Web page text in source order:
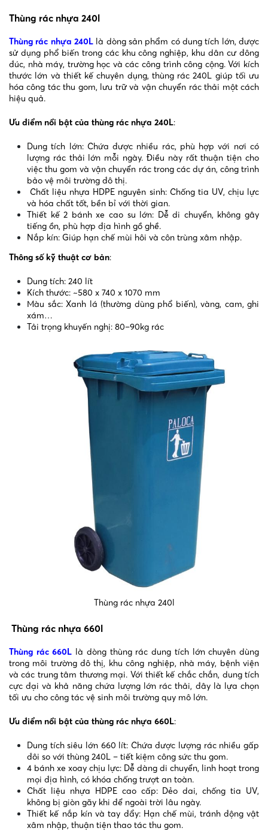
Thùng rác nhựa 240l
Thùng rác nhựa 240L là dòng sản phẩm có dung tích lớn, được
sử dụng phổ biến trong các khu công nghiệp, khu dân cư đông
đúc, nhà máy, trường học và các công trình công cộng. Với kích
thước lớn và thiết kế chuyên dụng, thùng rác 240L giúp tối ưu
hóa công tác thu gom, lưu trữ và vận chuyển rác thải một cách
hiệu quả.
Ưu điểm nổi bật của thùng rác nhựa 240L:
Dung tích lớn: Chứa được nhiều rác, phù hợp với nơi có
lượng rác thải lớn mỗi ngày. Điều này rất thuận tiện cho
việc thu gom và vận chuyển rác trong các dự án, công trình
bảo vệ môi trường đô thị.
Chất liệu nhựa HDPE nguyên sinh: Chống tia UV, chịu lực
và hóa chất tốt, bền bỉ với thời gian.
Thiết kế 2 bánh xe cao su lớn: Dễ di chuyển, không gây
tiếng ồn, phù hợp địa hình gồ ghề.
Nắp kín: Giúp hạn chế mùi hôi và côn trùng xâm nhập.
Thông số kỹ thuật cơ bản:
Dung tích: 240 lít
Kích thước: ~580 x 740 x 1070 mm
Màu sắc: Xanh lá (thường dùng phổ biến), vàng, cam, ghi
xám…
Tải trọng khuyến nghị: 80–90kg rác
Thùng rác nhựa 240l
Thùng rác nhựa 660l
Thùng rác 660L là dòng thùng rác dung tích lớn chuyên dùng
trong môi trường đô thị, khu công nghiệp, nhà máy, bệnh viện
và các trung tâm thương mại. Với thiết kế chắc chắn, dung tích
cực đại và khả năng chứa lượng lớn rác thải, đây là lựa chọn
tối ưu cho công tác vệ sinh môi trường quy mô lớn.
Ưu điểm nổi bật của thùng rác nhựa 660L:
Dung tích siêu lớn 660 lít: Chứa được lượng rác nhiều gấp
đôi so với thùng 240L – tiết kiệm công sức thu gom.
4 bánh xe xoay chịu lực: Dễ dàng di chuyển, linh hoạt trong
mọi địa hình, có khóa chống trượt an toàn.
Chất liệu nhựa HDPE cao cấp: Dẻo dai, chống tia UV,
không bị giòn gãy khi để ngoài trời lâu ngày.
Thiết kế nắp kín và tay đẩy: Hạn chế mùi, tránh động vật
xâm nhập, thuận tiện thao tác thu gom.